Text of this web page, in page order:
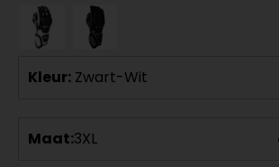
Kleur: Zwart-Wit
Maat:3XL